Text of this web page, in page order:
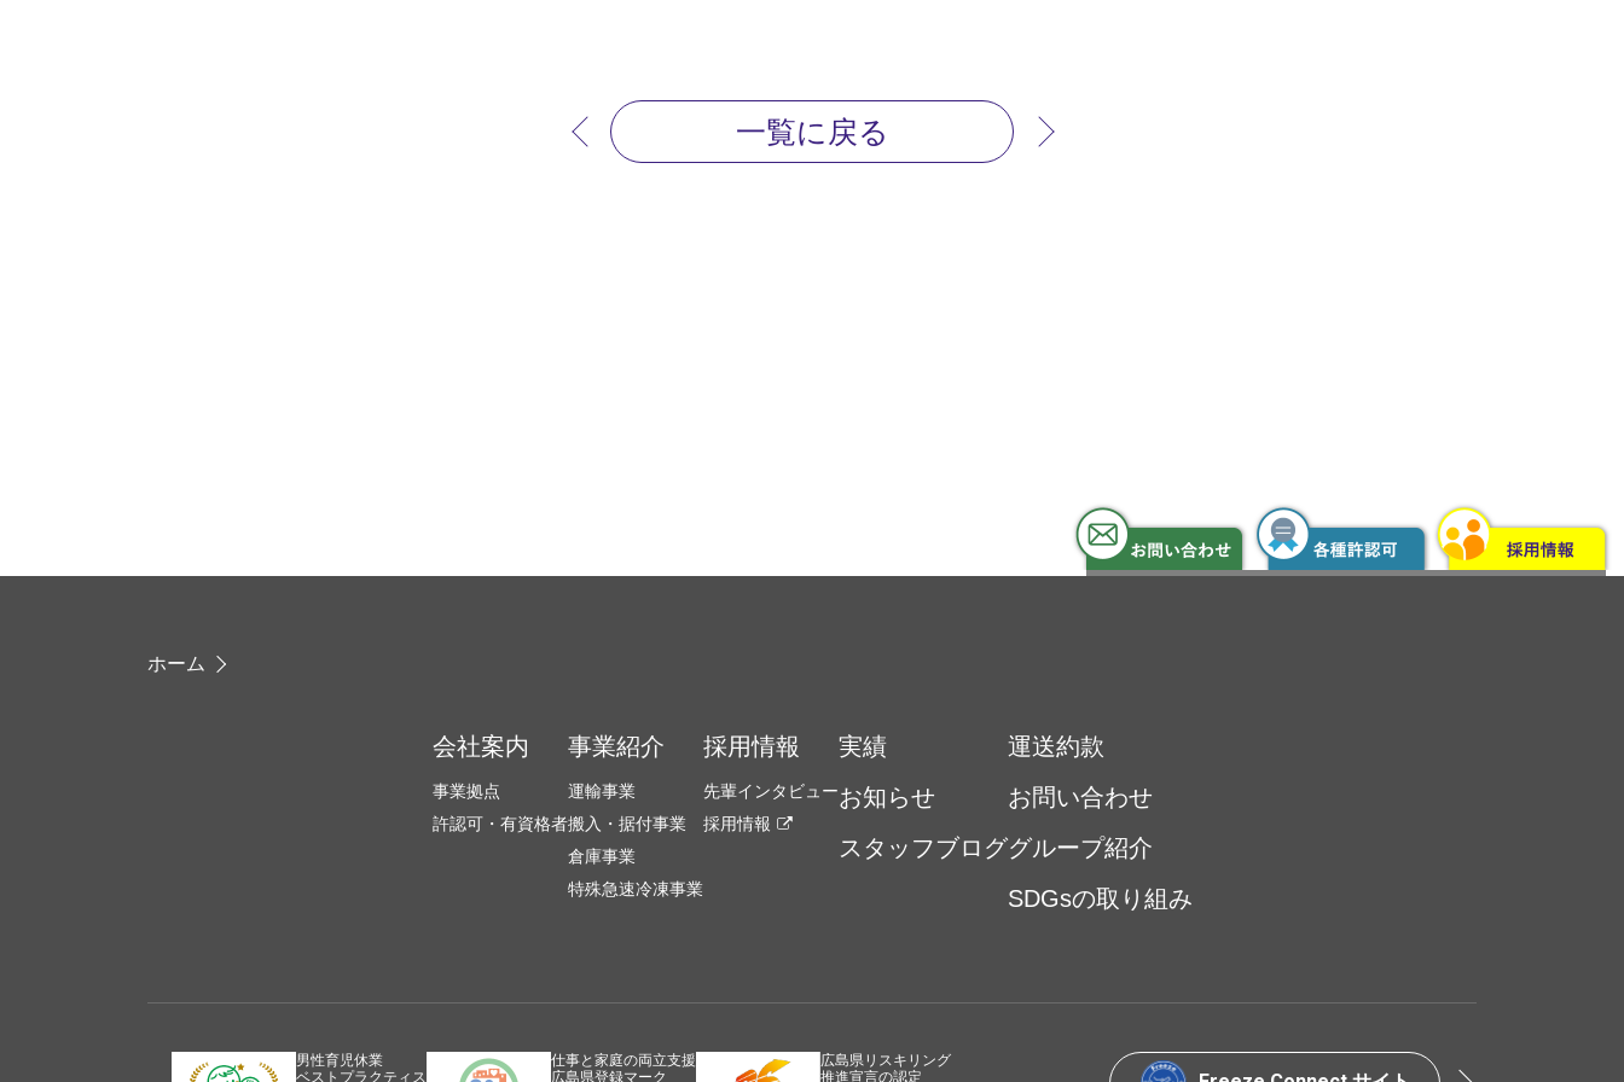
一覧に戻る
ホーム
会社案内
事業拠点
許認可・有資格者
事業紹介
運輸事業
搬入・据付事業
倉庫事業
特殊急速冷凍事業
採用情報
先輩インタビュー
採用情報
実績
お知らせ
スタッフブログ
運送約款
お問い合わせ
グループ紹介
SDGsの取り組み
男性育児休業
ベストプラクティス
仕事と家庭の両立支援
広島県登録マーク
広島県リスキリング
推進宣言の認定